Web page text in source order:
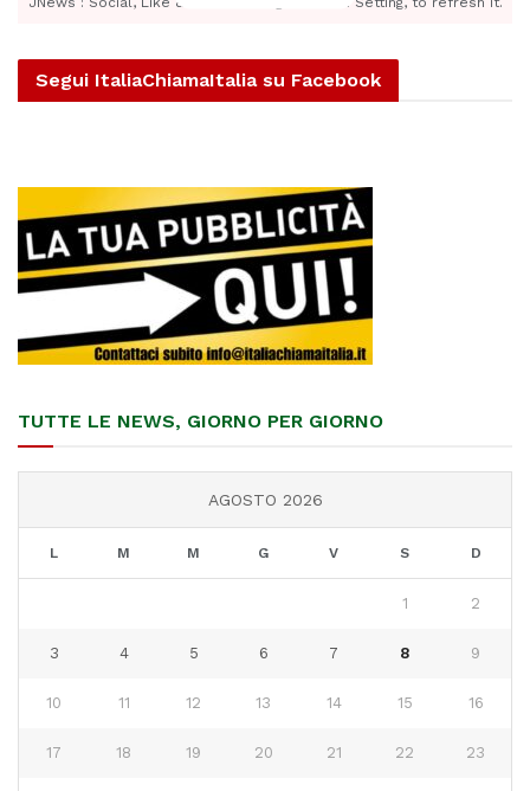
Segui ItaliaChiamaItalia su Facebook
TUTTE LE NEWS, GIORNO PER GIORNO
AGOSTO 2026
L M M G V S D
1 2
3 4 5 6 7 8 9
10 11 12 13 14 15 16
17 18 19 20 21 22 23